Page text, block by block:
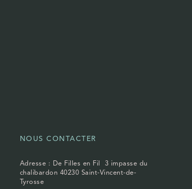
NOUS CONTACTER
Adresse : De Filles en Fil 3 impasse du
chalibardon 40230 Saint-Vincent-de-
Tyrosse